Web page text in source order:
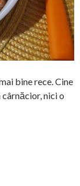
bine rece. Cine
nici o